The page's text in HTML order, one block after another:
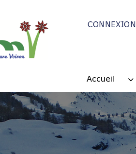
CONNEXION
Accueil